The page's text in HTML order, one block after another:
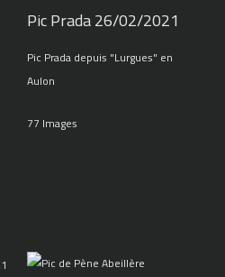
Pic Prada 26/02/2021
Pic Prada depuis "Lurgues" en
Aulon
77 Images